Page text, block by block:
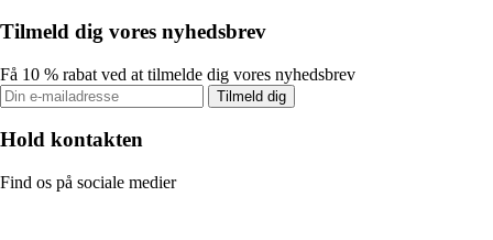
Tilmeld dig vores nyhedsbrev
Få 10 % rabat ved at tilmelde dig vores nyhedsbrev
Tilmeld dig
Hold kontakten
Find os på sociale medier